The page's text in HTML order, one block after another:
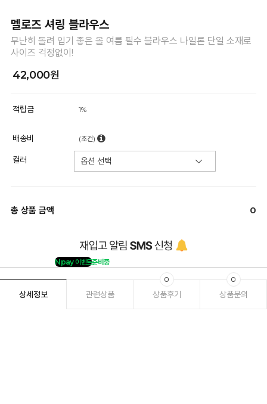
멜로즈 셔링 블라우스
무난히 돌려 입기 좋은 올 여름 필수 블라우스 나일론 단일 소재로
사이즈 걱정없이!
42,000원
적립금 1%
배송비 (조건)
컬러
총 상품 금액 0
Npay 이벤트준비중
상세정보 관련상품 상품후기
0
상품문의
0